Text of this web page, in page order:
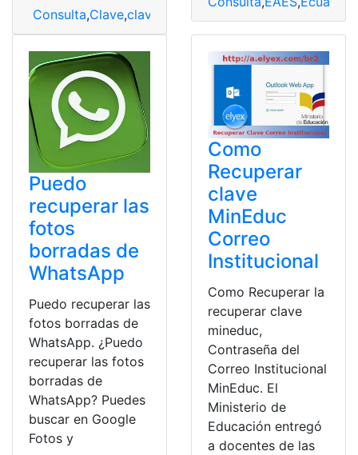
Consulta,Clave,clave iess
Puedo
recuperar las
fotos
borradas de
WhatsApp
Puedo recuperar las
fotos borradas de
WhatsApp. ¿Puedo
recuperar las fotos
borradas de
WhatsApp? Puedes
buscar en Google
Fotos y
Como
Recuperar
clave
MinEduc
Correo
Institucional
Como Recuperar la
recuperar clave
mineduc,
Contraseña del
Correo Institucional
MinEduc. El
Ministerio de
Educación entregó
a docentes de las